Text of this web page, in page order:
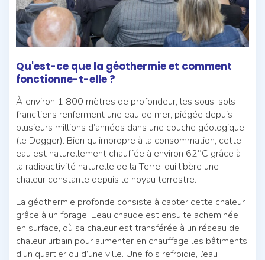
Qu'est-ce que la géothermie et comment
fonctionne-t-elle ?
À environ 1 800 mètres de profondeur, les sous-sols
franciliens renferment une eau de mer, piégée depuis
plusieurs millions d’années dans une couche géologique
(le Dogger). Bien qu’impropre à la consommation, cette
eau est naturellement chauffée à environ 62°C grâce à
la radioactivité naturelle de la Terre, qui libère une
chaleur constante depuis le noyau terrestre.
La géothermie profonde consiste à capter cette chaleur
grâce à un forage. L’eau chaude est ensuite acheminée
en surface, où sa chaleur est transférée à un réseau de
chaleur urbain pour alimenter en chauffage les bâtiments
d’un quartier ou d’une ville. Une fois refroidie, l’eau